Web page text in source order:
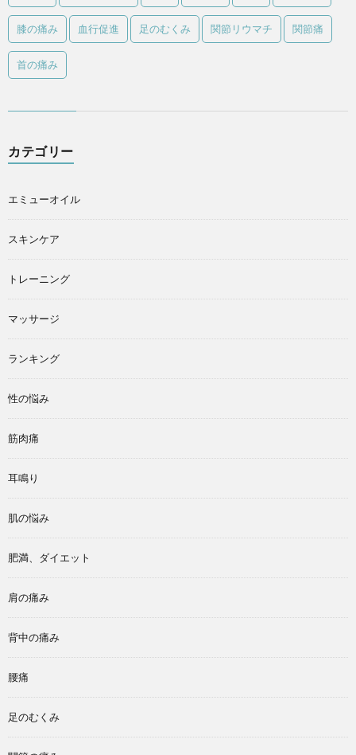
膝の痛み 血行促進 足のむくみ 関節リウマチ 関節痛
首の痛み
カテゴリー
エミューオイル
スキンケア
トレーニング
マッサージ
ランキング
性の悩み
筋肉痛
耳鳴り
肌の悩み
肥満、ダイエット
肩の痛み
背中の痛み
腰痛
足のむくみ